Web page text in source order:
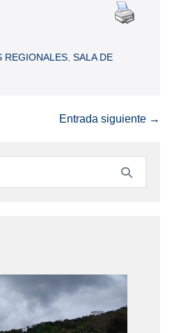
REGIONALES SALA DE
Entrada siguiente →